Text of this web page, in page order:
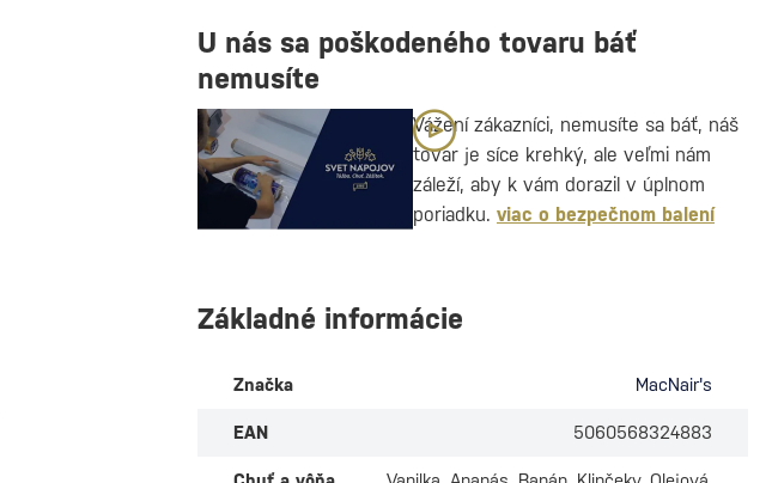
U nás sa poškodeného tovaru báť
nemusíte
Vážení zákazníci, nemusíte sa báť, náš
tovar je síce krehký, ale veľmi nám
záleží, aby k vám dorazil v úplnom
poriadku. viac o bezpečnom balení
Základné informácie
Značka MacNair's
EAN 5060568324883